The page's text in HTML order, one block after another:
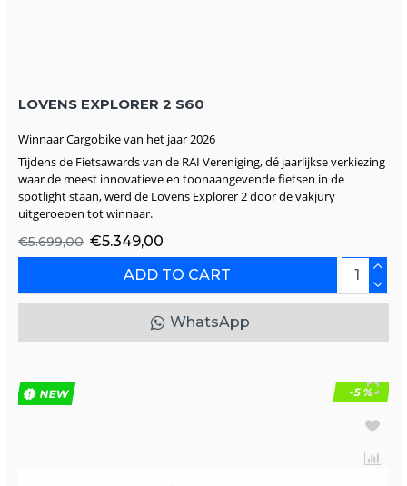
LOVENS EXPLORER 2 S60
Winnaar Cargobike van het jaar 2026
Tijdens de Fietsawards van de RAI Vereniging, dé jaarlijkse verkiezing
waar de meest innovatieve en toonaangevende fietsen in de
spotlight staan, werd de Lovens Explorer 2 door de vakjury
uitgeroepen tot winnaar.
€5.349,00
€5.699,00
ADD TO CART
WhatsApp
NEW -5 %